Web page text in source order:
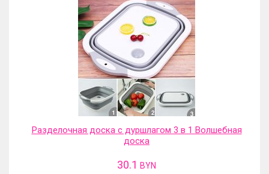
Разделочная доска с дуршлагом 3 в 1 Волшебная
доска
30.1 BYN